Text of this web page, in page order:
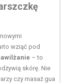
wziąć pod
– to
skórę. Nie
czy masaż gua